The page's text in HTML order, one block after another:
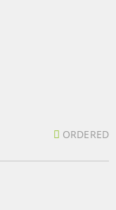
ORDERED